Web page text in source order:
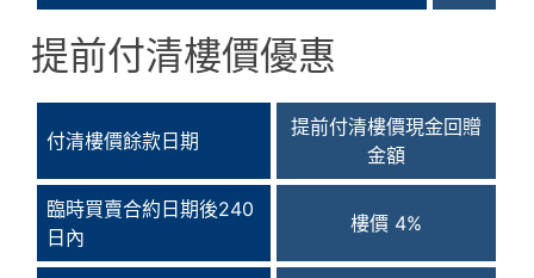
提前付清樓價優惠
付清樓價餘款日期
提前付清樓價現金回贈
金額
臨時買賣合約日期後240
日內
樓價 4%